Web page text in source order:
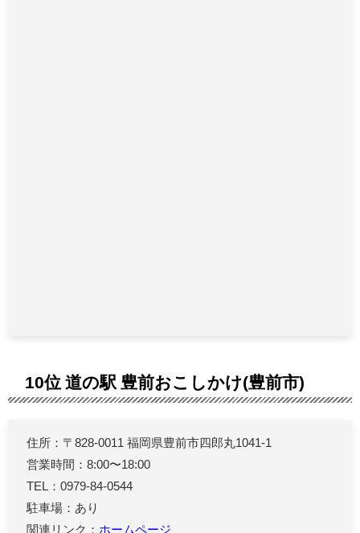
10位 道の駅 豊前おこしかけ(豊前市)
住所：〒828-0011 福岡県豊前市四郎丸1041-1
営業時間：8:00〜18:00
TEL：0979-84-0544
駐車場：あり
関連リンク： ホームページ